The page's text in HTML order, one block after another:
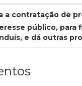
a contratação de
público, para
e dá outras